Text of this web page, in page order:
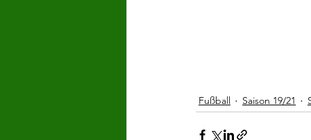
Fußball Saison 19/21